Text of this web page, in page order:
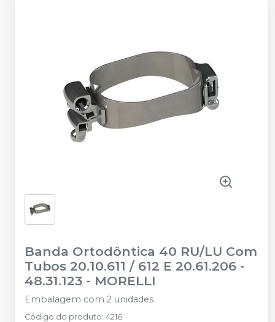
Banda Ortodôntica 40 RU/LU Com
Tubos 20.10.611 / 612 E 20.61.206 -
48.31.123 - MORELLI
Embalagem com 2 unidades
Código do produto: 4216